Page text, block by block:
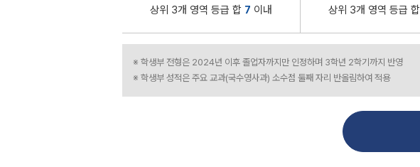
상위 3개 영역 등급 합 7 이내
상위 3개 영역 등급 합
※ 학생부 전형은 2024년 이후 졸업자까지만 인정하며 3학년 2학기까지 반영
※ 학생부 성적은 주요 교과(국수영사과) 소수점 둘째 자리 반올림하여 적용